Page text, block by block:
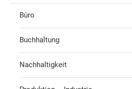
Büro
Buchhaltung
Nachhaltigkeit